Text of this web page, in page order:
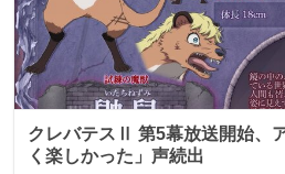
クレバテスⅡ 第5幕放送開始、
く楽しかった」声続出